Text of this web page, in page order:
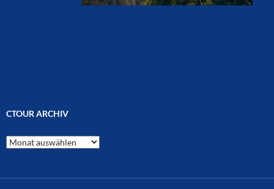
CTOUR ARCHIV
CTOUR
Archiv